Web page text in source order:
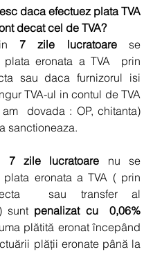
daca efectuez plata TVA
decat cel de TVA?
7 zile lucratoare se
plata eronata a TVA  prin
sau daca furnizorul isi
TVA-ul in contul de TVA
dovada : OP, chitanta)
sanctioneaza.
7 zile lucratoare nu se
plata eronata a TVA ( prin
sau transfer al
sunt penalizat cu  0,06%
plătită eronat începând
plăţii eronate până la